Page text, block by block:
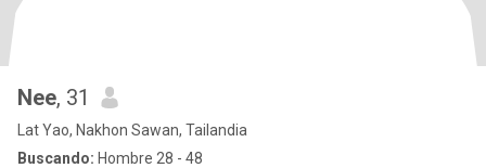
Nee, 31
Lat Yao, Nakhon Sawan, Tailandia
Buscando: Hombre 28 - 48